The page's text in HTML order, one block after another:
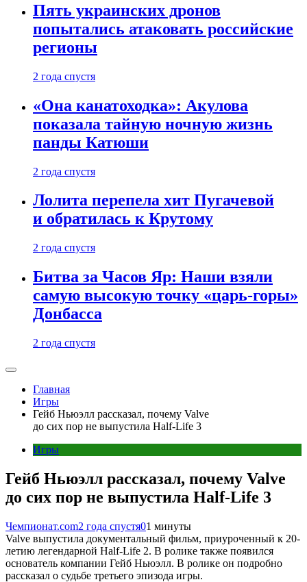
Пять украинских дронов
попытались атаковать российские
регионы
2 года спустя
«Она канатоходка»: Акулова
показала тайную ночную жизнь
панды Катюши
2 года спустя
Лолита перепела хит Пугачевой
и обратилась к Крутому
2 года спустя
Битва за Часов Яр: Наши взяли
самую высокую точку «царь-горы»
Донбасса
2 года спустя
Главная
Игры
Гейб Ньюэлл рассказал, почему Valve
до сих пор не выпустила Half-Life 3
Игры
Гейб Ньюэлл рассказал, почему Valve
до сих пор не выпустила Half-Life 3
Чемпионат.com2 года спустя01 минуты
Valve выпустила документальный фильм, приуроченный к 20-
летию легендарной Half-Life 2. В ролике также появился
основатель компании Гейб Ньюэлл. В ролике он подробно
рассказал о судьбе третьего эпизода игры.